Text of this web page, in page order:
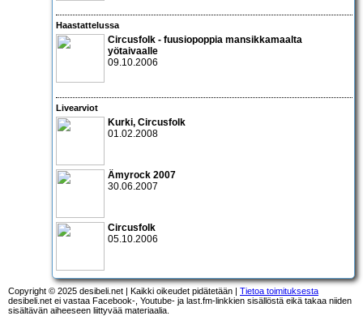
Haastattelussa
Circusfolk - fuusiopoppia mansikkamaalta
yötaivaalle
09.10.2006
Livearviot
Kurki, Circusfolk
01.02.2008
Ämyrock 2007
30.06.2007
Circusfolk
05.10.2006
Copyright © 2025 desibeli.net | Kaikki oikeudet pidätetään | Tietoa toimituksesta
desibeli.net ei vastaa Facebook-, Youtube- ja last.fm-linkkien sisällöstä eikä takaa niiden
sisältävän aiheeseen liittyvää materiaalia.